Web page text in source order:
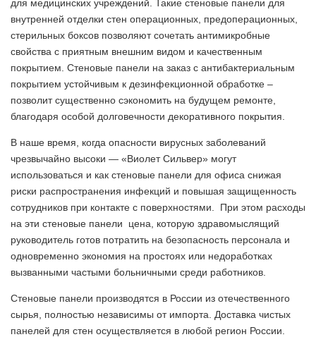
для медицинских учреждений. Такие стеновые панели для
внутренней отделки стен операционных, предоперационных,
стерильных боксов позволяют сочетать антимикробные
свойства с приятным внешним видом и качественным
покрытием. Стеновые панели на заказ с антибактериальным
покрытием устойчивым к дезинфекционной обработке –
позволит существенно сэкономить на будущем ремонте,
благодаря особой долговечности декоративного покрытия.
В наше время, когда опасности вирусных заболеваний
чрезвычайно высоки — «Виолет Сильвер» могут
использоваться и как стеновые панели для офиса снижая
риски распространения инфекций и повышая защищенность
сотрудников при контакте с поверхностями. При этом расходы
на эти стеновые панели цена, которую здравомыслящий
руководитель готов потратить на безопасность персонала и
одновременно экономия на простоях или недоработках
вызванными частыми больничными среди работников.
Стеновые панели производятся в России из отечественного
сырья, полностью независимы от импорта. Доставка чистых
панелей для стен осуществляется в любой регион России.